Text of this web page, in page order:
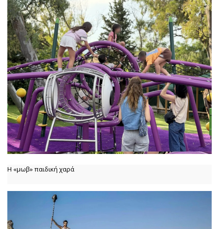
Η «μωβ» παιδική χαρά